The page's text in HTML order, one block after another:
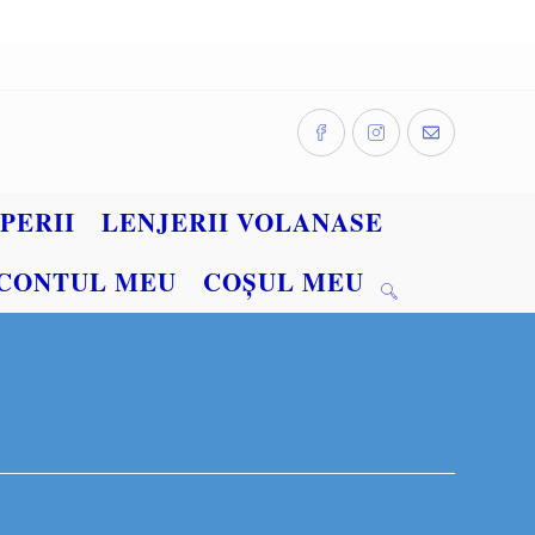
LENJERII VOLANASE
MEU COȘUL MEU TOGGLE